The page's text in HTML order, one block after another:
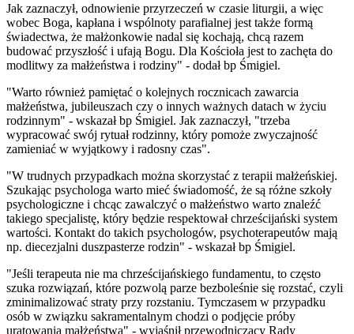
Jak zaznaczył, odnowienie przyrzeczeń w czasie liturgii, a więc
wobec Boga, kapłana i wspólnoty parafialnej jest także formą
świadectwa, że małżonkowie nadal się kochają, chcą razem
budować przyszłość i ufają Bogu. Dla Kościoła jest to zachęta do
modlitwy za małżeństwa i rodziny" - dodał bp Śmigiel.
"Warto również pamiętać o kolejnych rocznicach zawarcia
małżeństwa, jubileuszach czy o innych ważnych datach w życiu
rodzinnym" - wskazał bp Śmigiel. Jak zaznaczył, "trzeba
wypracować swój rytuał rodzinny, który pomoże zwyczajność
zamieniać w wyjątkowy i radosny czas".
"W trudnych przypadkach można skorzystać z terapii małżeńskiej.
Szukając psychologa warto mieć świadomość, że są różne szkoły
psychologiczne i chcąc zawalczyć o małżeństwo warto znaleźć
takiego specjalistę, który będzie respektował chrześcijański system
wartości. Kontakt do takich psychologów, psychoterapeutów mają
np. diecezjalni duszpasterze rodzin" - wskazał bp Śmigiel.
"Jeśli terapeuta nie ma chrześcijańskiego fundamentu, to często
szuka rozwiązań, które pozwolą parze bezboleśnie się rozstać, czyli
zminimalizować straty przy rozstaniu. Tymczasem w przypadku
osób w związku sakramentalnym chodzi o podjęcie próby
uratowania małżeństwa" - wyjaśnił przewodniczący Rady